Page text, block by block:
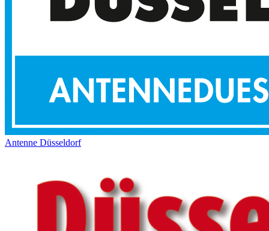
Antenne Düsseldorf